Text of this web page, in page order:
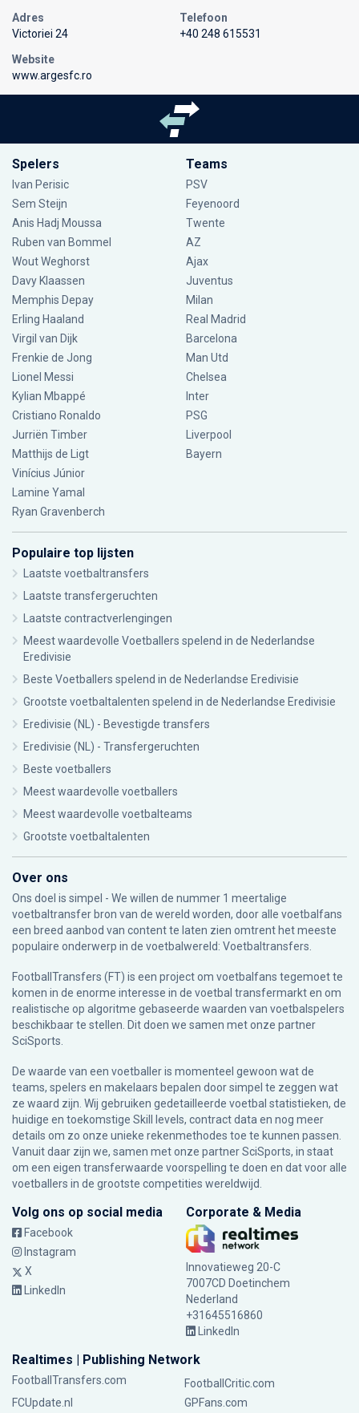
Adres
Victoriei 24
Telefoon
+40 248 615531
Website
www.argesfc.ro
Spelers
Ivan Perisic
Sem Steijn
Anis Hadj Moussa
Ruben van Bommel
Wout Weghorst
Davy Klaassen
Memphis Depay
Erling Haaland
Virgil van Dijk
Frenkie de Jong
Lionel Messi
Kylian Mbappé
Cristiano Ronaldo
Jurriën Timber
Matthijs de Ligt
Vinícius Júnior
Lamine Yamal
Ryan Gravenberch
Teams
PSV
Feyenoord
Twente
AZ
Ajax
Juventus
Milan
Real Madrid
Barcelona
Man Utd
Chelsea
Inter
PSG
Liverpool
Bayern
Populaire top lijsten
Laatste voetbaltransfers
Laatste transfergeruchten
Laatste contractverlengingen
Meest waardevolle Voetballers spelend in de Nederlandse
Eredivisie
Beste Voetballers spelend in de Nederlandse Eredivisie
Grootste voetbaltalenten spelend in de Nederlandse Eredivisie
Eredivisie (NL) - Bevestigde transfers
Eredivisie (NL) - Transfergeruchten
Beste voetballers
Meest waardevolle voetballers
Meest waardevolle voetbalteams
Grootste voetbaltalenten
Over ons
Ons doel is simpel - We willen de nummer 1 meertalige
voetbaltransfer bron van de wereld worden, door alle voetbalfans
een breed aanbod van content te laten zien omtrent het meeste
populaire onderwerp in de voetbalwereld: Voetbaltransfers.
FootballTransfers (FT) is een project om voetbalfans tegemoet te
komen in de enorme interesse in de voetbal transfermarkt en om
realistische op algoritme gebaseerde waarden van voetbalspelers
beschikbaar te stellen. Dit doen we samen met onze partner
SciSports.
De waarde van een voetballer is momenteel gewoon wat de
teams, spelers en makelaars bepalen door simpel te zeggen wat
ze waard zijn. Wij gebruiken gedetailleerde voetbal statistieken, de
huidige en toekomstige Skill levels, contract data en nog meer
details om zo onze unieke rekenmethodes toe te kunnen passen.
Vanuit daar zijn we, samen met onze partner SciSports, in staat
om een eigen transferwaarde voorspelling te doen en dat voor alle
voetballers in de grootste competities wereldwijd.
Volg ons op social media
Facebook
Instagram
X
LinkedIn
Corporate & Media
Innovatieweg 20-C
7007CD Doetinchem
Nederland
+31645516860
LinkedIn
Realtimes | Publishing Network
FootballTransfers.com
FootballCritic.com
FCUpdate.nl
GPFans.com